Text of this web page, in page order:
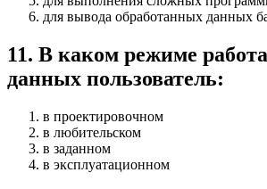
для вывода обработанных данных
11. В каком режиме
данных пользователь:
в проектировочном
в любительском
в заданном
в эксплуатационном